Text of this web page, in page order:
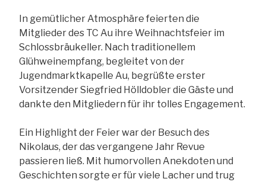
In gemütlicher Atmosphäre feierten die
Mitglieder des TC Au ihre Weihnachtsfeier im
Schlossbräukeller. Nach traditionellem
Glühweinempfang, begleitet von der
Jugendmarktkapelle Au, begrüßte erster
Vorsitzender Siegfried Hölldobler die Gäste und
dankte den Mitgliedern für ihr tolles Engagement.
Ein Highlight der Feier war der Besuch des
Nikolaus, der das vergangene Jahr Revue
passieren ließ. Mit humorvollen Anekdoten und
Geschichten sorgte er für viele Lacher und trug